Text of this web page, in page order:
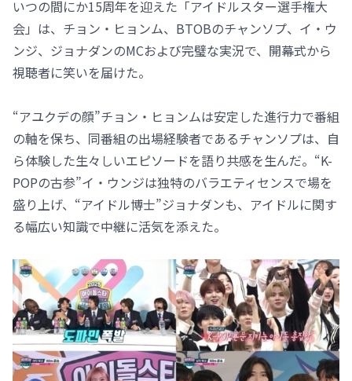
いつの間にか15周年を迎えた「アイドルスター選手権大
会」は、チョン・ヒョンム、BTOBのチャンソプ、イ・ウ
ンジ、ジョナダンのMCおよび完璧な実況で、開幕式から
視聴者に笑いを届けた。
“アユクデの顔”チョン・ヒョンムは安定した進行力で番組
の軸を保ち、同番組の出場経験者であるチャンソプは、自
ら体験した生々しいエピソードを語り共感を生んだ。“K-
POPの古参”イ・ウンジは独特のバラエティセンスで場を
盛り上げ、“アイドル博士”ジョナダンも、アイドルに関す
る幅広い知識で中継に活気を添えた。